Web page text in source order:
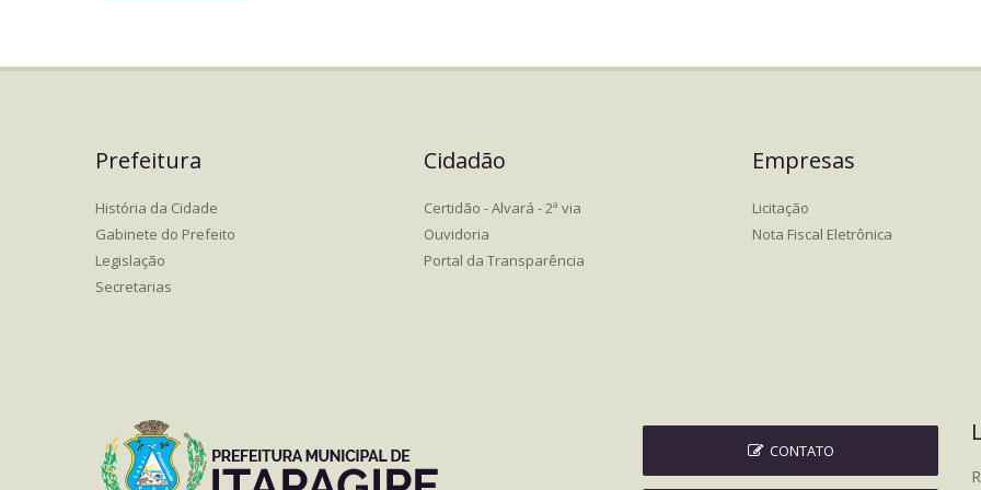
Prefeitura
História da Cidade
Gabinete do Prefeito
Legislação
Secretarias
Cidadão
Certidão - Alvará - 2ª via
Ouvidoria
Portal da Transparência
Empresas
Licitação
Nota Fiscal Eletrônica
CONTATO